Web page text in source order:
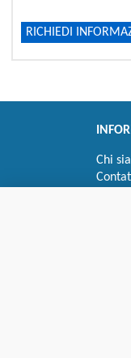
RICHIEDI
Chi
I prezzi